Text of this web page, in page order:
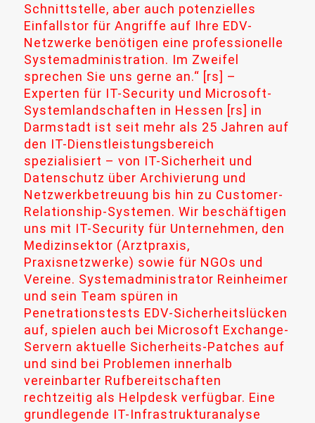
Schnittstelle, aber auch potenzielles
Einfallstor für Angriffe auf Ihre EDV-
Netzwerke benötigen eine professionelle
Systemadministration. Im Zweifel
sprechen Sie uns gerne an.“ [rs] –
Experten für IT-Security und Microsoft-
Systemlandschaften in Hessen [rs] in
Darmstadt ist seit mehr als 25 Jahren auf
den IT-Dienstleistungsbereich
spezialisiert – von IT-Sicherheit und
Datenschutz über Archivierung und
Netzwerkbetreuung bis hin zu Customer-
Relationship-Systemen. Wir beschäftigen
uns mit IT-Security für Unternehmen, den
Medizinsektor (Arztpraxis,
Praxisnetzwerke) sowie für NGOs und
Vereine. Systemadministrator Reinheimer
und sein Team spüren in
Penetrationstests EDV-Sicherheitslücken
auf, spielen auch bei Microsoft Exchange-
Servern aktuelle Sicherheits-Patches auf
und sind bei Problemen innerhalb
vereinbarter Rufbereitschaften
rechtzeitig als Helpdesk verfügbar. Eine
grundlegende IT-Infrastrukturanalyse